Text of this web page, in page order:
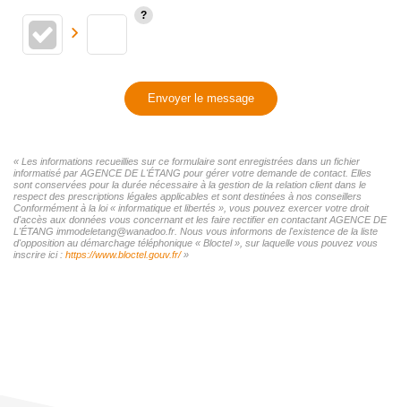
Envoyer le message
« Les informations recueillies sur ce formulaire sont enregistrées dans un fichier
informatisé par AGENCE DE L'ÉTANG pour gérer votre demande de contact. Elles
sont conservées pour la durée nécessaire à la gestion de la relation client dans le
respect des prescriptions légales applicables et sont destinées à nos conseillers
Conformément à la loi « informatique et libertés », vous pouvez exercer votre droit
d'accès aux données vous concernant et les faire rectifier en contactant AGENCE DE
L'ÉTANG immodeletang@wanadoo.fr. Nous vous informons de l'existence de la liste
d'opposition au démarchage téléphonique « Bloctel », sur laquelle vous pouvez vous
inscrire ici : https://www.bloctel.gouv.fr/»